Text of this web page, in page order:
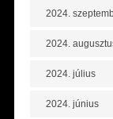
2024.
2024.
2024. július
2024. június